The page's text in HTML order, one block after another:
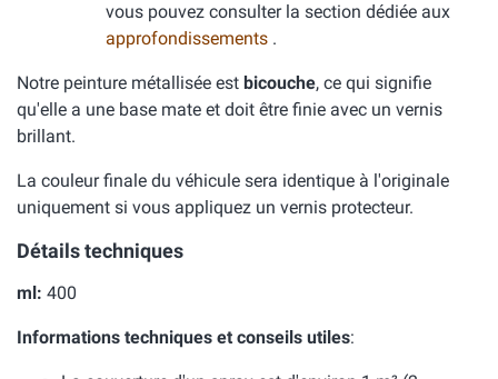
vous pouvez consulter la section dédiée aux
approfondissements .
Notre peinture métallisée est bicouche, ce qui signifie
qu'elle a une base mate et doit être finie avec un vernis
brillant.
La couleur finale du véhicule sera identique à l'originale
uniquement si vous appliquez un vernis protecteur.
Détails techniques
ml: 400
Informations techniques et conseils utiles: